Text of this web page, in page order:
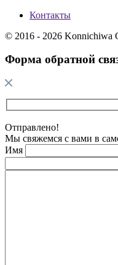
Контакты
© 2016 - 2026 Konnichiwa
Форма обратной
Отправлено!
Мы свяжемся с вами в
Имя